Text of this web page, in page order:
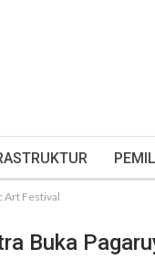
Art Festival
Buka